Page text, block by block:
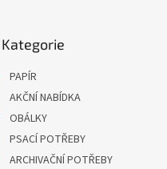
kategorie
Kategorie
PAPÍR
AKČNÍ NABÍDKA
OBÁLKY
PSACÍ POTŘEBY
ARCHIVAČNÍ POTŘEBY